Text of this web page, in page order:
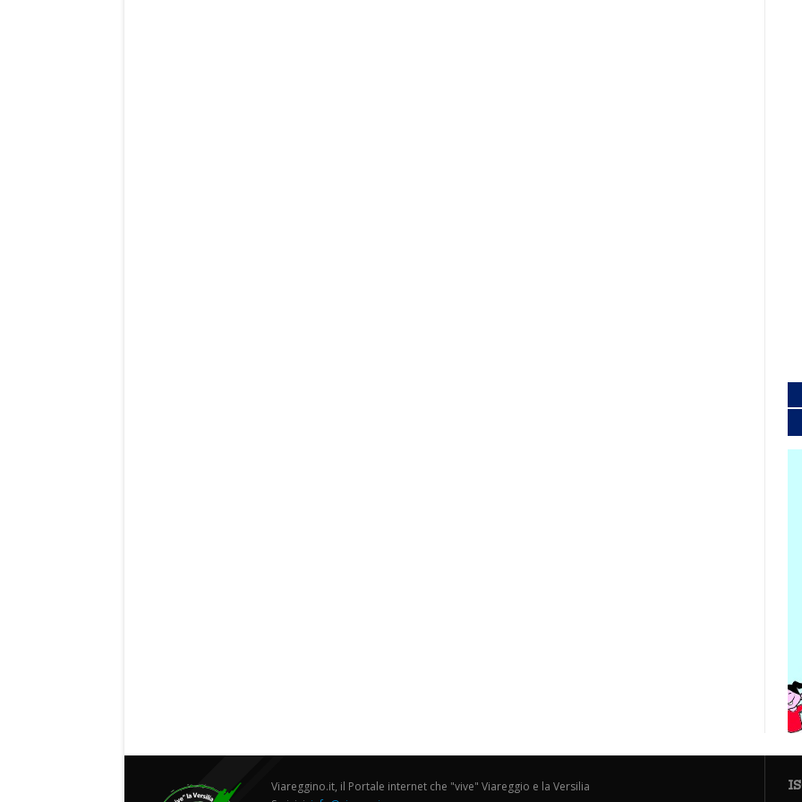
Viareggino.it, il Portale internet che "vive" Viareggio e la Versilia